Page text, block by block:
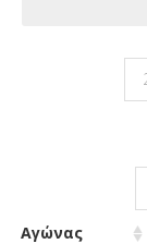
Αγώνας